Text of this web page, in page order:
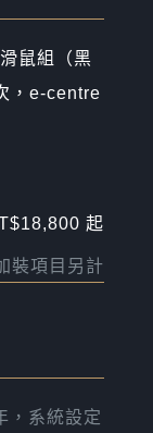
鼠組（黑
，e-centre
起
裝項目另計
，系統設定